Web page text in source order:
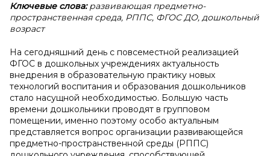
Ключевые слова:развивающая предметно-
пространственная среда, РППС, ФГОС ДО, дошкольный
возраст
На сегодняшний день с повсеместной реализацией
ФГОС в дошкольных учреждениях актуальность
внедрения в образовательную практику новых
технологий воспитания и образования дошкольников
стало насущной необходимостью. Большую часть
времени дошкольники проводят в групповом
помещении, именно поэтому особо актуальным
представляется вопрос организации развивающейся
предметно-пространственной среды (РППС)